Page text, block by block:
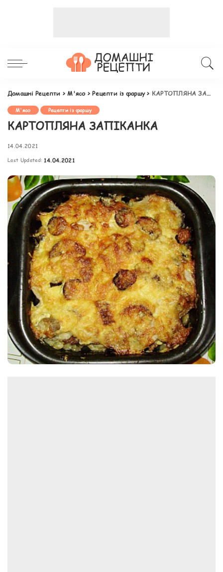
Домашні Рецепти >М'ясо>Рецепти із фаршу> КАРТОПЛЯНА ЗАПІКАНКА
М'ясо Рецепти із фаршу
КАРТОПЛЯНА ЗАПІКАНКА
14.04.2021
Last Updated: 14.04.2021